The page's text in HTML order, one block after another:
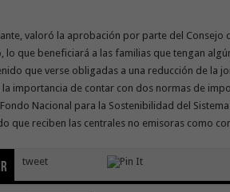
valoró la aprobación por parte del Consejo
lo que beneficiará a las familias que tengan
que verse obligadas a una reducción de la
la importancia de contar con dos normas de
Nacional para la Sostenibilidad del
que reciben las centrales no emisoras como
tweet